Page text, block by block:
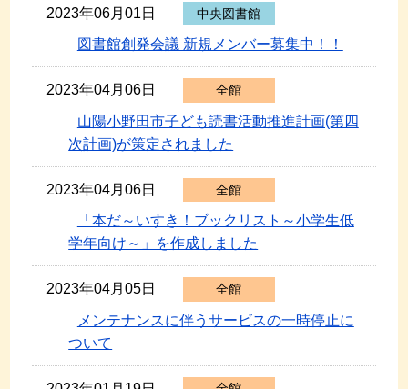
2023年06月01日 中央図書館
図書館創発会議 新規メンバー募集中！！
2023年04月06日 全館
山陽小野田市子ども読書活動推進計画(第四
次計画)が策定されました
2023年04月06日 全館
「本だ～いすき！ブックリスト～小学生低
学年向け～」を作成しました
2023年04月05日 全館
メンテナンスに伴うサービスの一時停止に
ついて